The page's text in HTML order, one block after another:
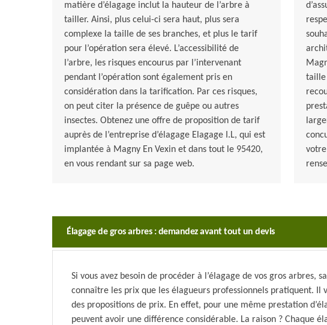
matière d’élagage inclut la hauteur de l’arbre à
tailler. Ainsi, plus celui-ci sera haut, plus sera
complexe la taille de ses branches, et plus le tarif
pour l’opération sera élevé. L’accessibilité de
l’arbre, les risques encourus par l’intervenant
pendant l’opération sont également pris en
considération dans la tarification. Par ces risques,
on peut citer la présence de guêpe ou autres
insectes. Obtenez une offre de proposition de tarif
auprès de l’entreprise d’élagage Elagage I.L, qui est
implantée à Magny En Vexin et dans tout le 95420,
en vous rendant sur sa page web.
taille
Élagage de gros arbres : demandez avant tout un devis
Si vous avez besoin de procéder à l’élagage de vos gros arbres,
connaître les prix que les élagueurs professionnels pratiquent. Il
des propositions de prix. En effet, pour une même prestation
peuvent avoir une différence considérable. La raison ? Chaque